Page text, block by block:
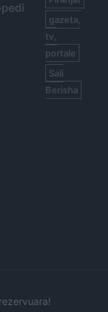
gazeta,
tv,
portale
Sali
Berisha